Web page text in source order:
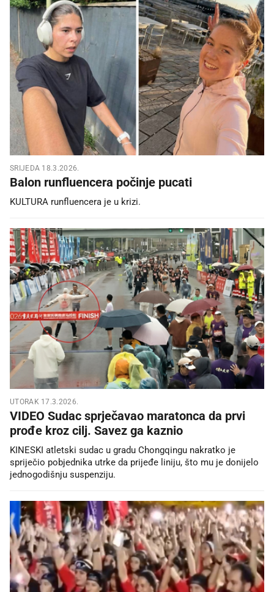
SRIJEDA 18.3.2026.
Balon runfluencera počinje pucati
KULTURA runfluencera je u krizi.
UTORAK 17.3.2026.
VIDEO Sudac sprječavao maratonca da prvi
prođe kroz cilj. Savez ga kaznio
KINESKI atletski sudac u gradu Chongqingu nakratko je
spriječio pobjednika utrke da prijeđe liniju, što mu je donijelo
jednogodišnju suspenziju.